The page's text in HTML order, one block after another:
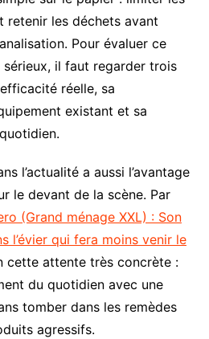
retenir les déchets avant
Pour évaluer ce
il faut regarder trois
réelle, sa
existant et sa
l’actualité a aussi l’avantage
le devant de la scène. Par
(Grand ménage XXL) : Son
l’évier qui fera moins venir le
cette attente très concrète :
du quotidien avec une
tomber dans les remèdes
agressifs.